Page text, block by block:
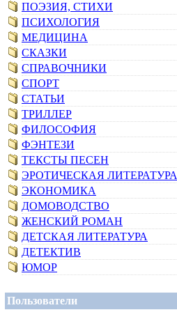
ПОЭЗИЯ, СТИХИ
ПСИХОЛОГИЯ
МЕДИЦИНА
СКАЗКИ
СПРАВОЧНИКИ
СПОРТ
СТАТЬИ
ТРИЛЛЕР
ФИЛОСОФИЯ
ФЭНТЕЗИ
ТЕКСТЫ ПЕСЕН
ЭРОТИЧЕСКАЯ ЛИТЕРАТУРА
ЭКОНОМИКА
ДОМОВОДСТВО
ЖЕНСКИЙ РОМАН
ДЕТСКАЯ ЛИТЕРАТУРА
ДЕТЕКТИВ
ЮМОР
Пользователи